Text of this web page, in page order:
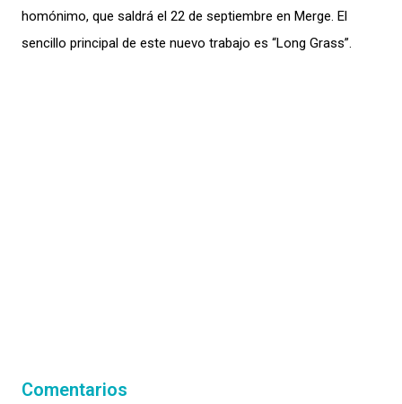
homónimo, que saldrá el 22 de septiembre en Merge. El
sencillo principal de este nuevo trabajo es “Long Grass”.
Comentarios